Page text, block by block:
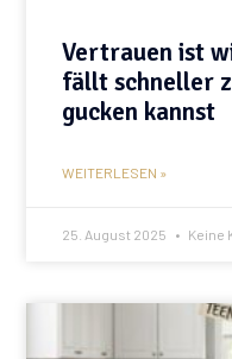
Vertrauen ist
fällt schneller
gucken kannst
WEITERLESEN »
25. August 2025 Keine